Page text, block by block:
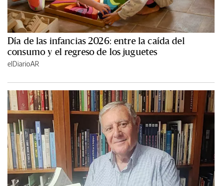
Día de las infancias 2026: entre la caída del
consumo y el regreso de los juguetes
elDiarioAR